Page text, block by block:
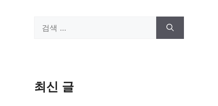
최신 글